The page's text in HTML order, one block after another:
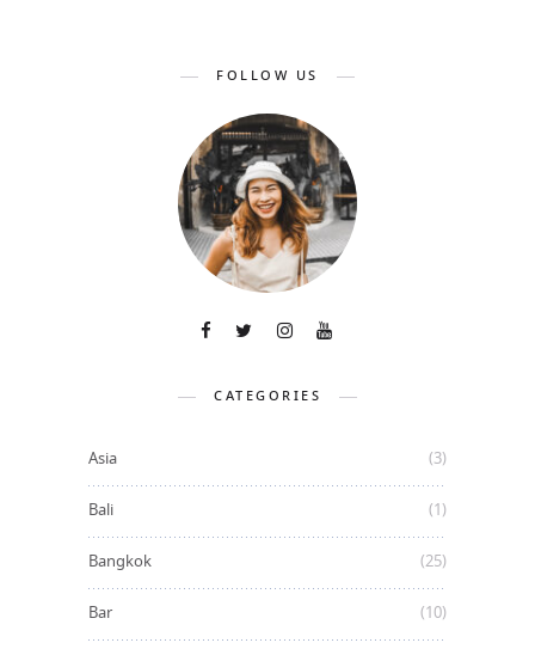
FOLLOW US
CATEGORIES
Asia (3)
Bali (1)
Bangkok (25)
Bar (10)